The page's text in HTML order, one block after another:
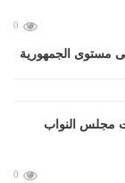
0
مستوى الجمهورية
0